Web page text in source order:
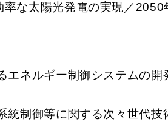
な太陽光発電の実現／2050
ネルギー制御システムの
統制御等に関する次々世代技